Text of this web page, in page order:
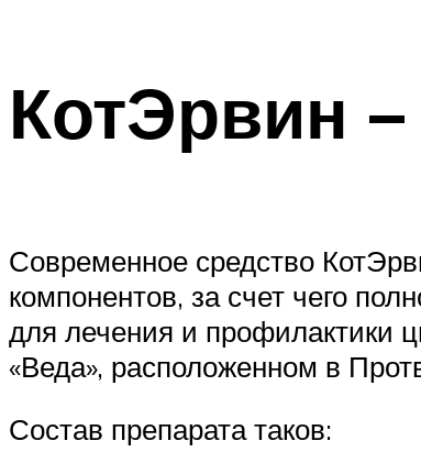
КотЭрвин –
Современное средство
компонентов, за счет чего
для лечения и профилактики
«Веда», расположенном в
Состав препарата таков: